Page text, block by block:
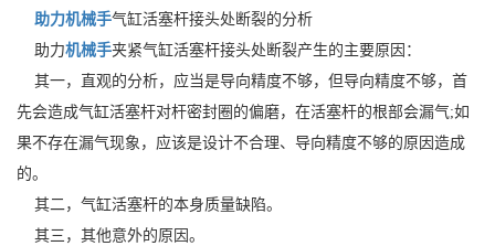
助力机械手气缸活塞杆接头处断裂的分析
助力机械手夹紧气缸活塞杆接头处断裂产生的主要原因：
其一，直观的分析，应当是导向精度不够，但导向精度不够，首
先会造成气缸活塞杆对杆密封圈的偏磨，在活塞杆的根部会漏气;如
果不存在漏气现象，应该是设计不合理、导向精度不够的原因造成
的。
其二，气缸活塞杆的本身质量缺陷。
其三，其他意外的原因。